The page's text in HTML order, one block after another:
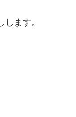
します。